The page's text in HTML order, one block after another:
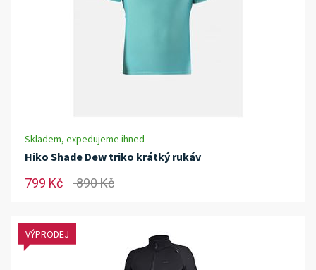
Skladem, expedujeme ihned
Hiko Shade Dew triko krátký rukáv
799 Kč 890 Kč
VÝPRODEJ